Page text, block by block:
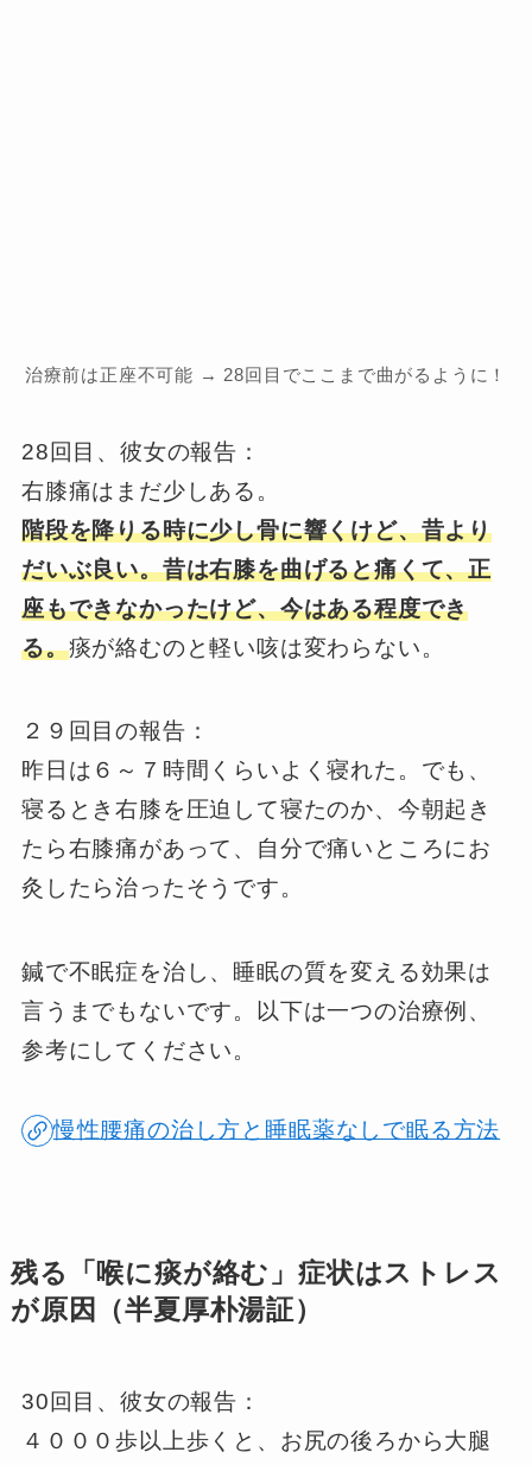
治療前は正座不可能 → 28回目でここまで曲がるように！
28回目、彼女の報告：
右膝痛はまだ少しある。
階段を降りる時に少し骨に響くけど、昔より
だいぶ良い。昔は右膝を曲げると痛くて、正
座もできなかったけど、今はある程度でき
る。痰が絡むのと軽い咳は変わらない。
２９回目の報告：
昨日は６～７時間くらいよく寝れた。でも、
寝るとき右膝を圧迫して寝たのか、今朝起き
たら右膝痛があって、自分で痛いところにお
灸したら治ったそうです。
鍼で不眠症を治し、睡眠の質を変える効果は
言うまでもないです。以下は一つの治療例、
参考にしてください。
慢性腰痛の治し方と睡眠薬なしで眠る方法
残る「喉に痰が絡む」症状はストレス
が原因（半夏厚朴湯証）
30回目、彼女の報告：
４０００歩以上歩くと、お尻の後ろから大腿